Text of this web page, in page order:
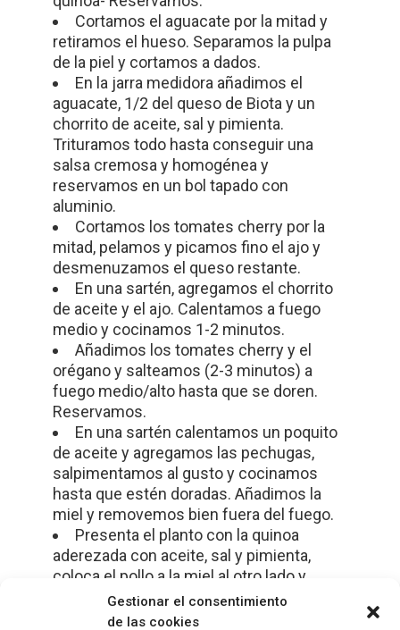
Gestionar el consentimiento
de las cookies
Cortamos el aguacate por la mitad y
retiramos el hueso. Separamos la pulpa
de la piel y cortamos a dados.
En la jarra medidora añadimos el
aguacate, 1/2 del queso de Biota y un
chorrito de aceite, sal y pimienta.
Trituramos todo hasta conseguir una
salsa cremosa y homogénea y
reservamos en un bol tapado con
aluminio.
Cortamos los tomates cherry por la
mitad, pelamos y picamos fino el ajo y
desmenuzamos el queso restante.
En una sartén, agregamos el chorrito
de aceite y el ajo. Calentamos a fuego
medio y cocinamos 1-2 minutos.
Añadimos los tomates cherry y el
orégano y salteamos (2-3 minutos) a
fuego medio/alto hasta que se doren.
Reservamos.
En una sartén calentamos un poquito
de aceite y agregamos las pechugas,
salpimentamos al gusto y cocinamos
hasta que estén doradas. Añadimos la
miel y removemos bien fuera del fuego.
Presenta el planto con la quinoa
aderezada con aceite, sal y pimienta,
coloca el pollo a la miel al otro lado y
acompaña con al crema de aguacate.